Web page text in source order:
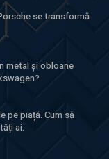
se transformă
metal și obloane
pe piață. Cum să
ai.